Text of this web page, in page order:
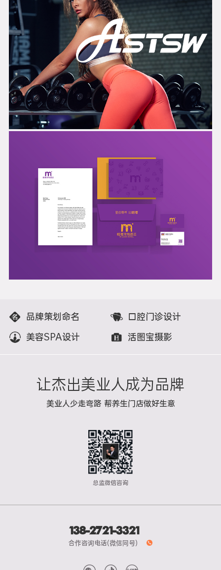
品牌策划命名 口腔门诊设计
美容SPA设计 活图宝摄影
让杰出美业人成为品牌
美业人少走弯路 帮养生门店做好生意
总监微信咨询
138-2721-3321
合作咨询电话(微信同号)